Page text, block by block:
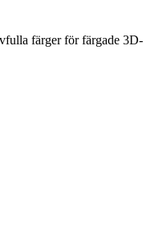
färger för färgade 3D-